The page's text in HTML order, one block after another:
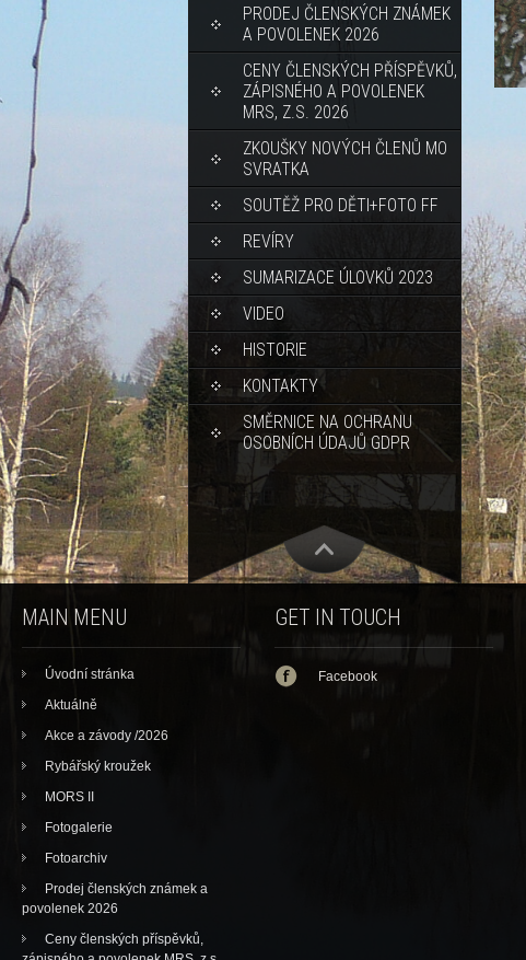
PRODEJ ČLENSKÝCH ZNÁMEK
A POVOLENEK 2026
CENY ČLENSKÝCH PŘÍSPĚVKŮ,
ZÁPISNÉHO A POVOLENEK
MRS, Z.S. 2026
ZKOUŠKY NOVÝCH ČLENŮ MO
SVRATKA
SOUTĚŽ PRO DĚTI+FOTO FF
REVÍRY
SUMARIZACE ÚLOVKŮ 2023
VIDEO
HISTORIE
KONTAKTY
SMĚRNICE NA OCHRANU
OSOBNÍCH ÚDAJŮ GDPR
MAIN MENU
Úvodní stránka
Aktuálně
Akce a závody /2026
Rybářský kroužek
MORS II
Fotogalerie
Fotoarchiv
Prodej členských známek a
povolenek 2026
Ceny členských příspěvků,
GET IN TOUCH
Facebook